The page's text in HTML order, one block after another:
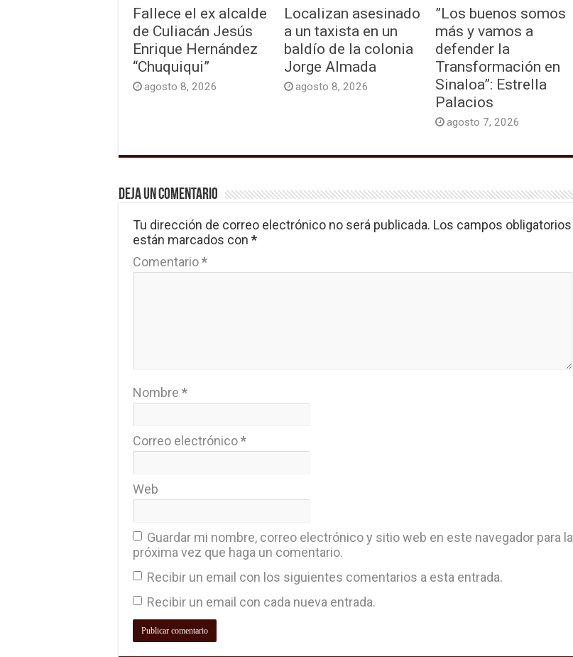
Fallece el ex alcalde
de Culiacán Jesús
Enrique Hernández
“Chuquiqui”
agosto 8, 2026
Localizan asesinado
a un taxista en un
baldío de la colonia
Jorge Almada
agosto 8, 2026
”Los buenos somos
más y vamos a
defender la
Transformación en
Sinaloa”: Estrella
Palacios
agosto 7, 2026
Deja un comentario
Tu dirección de correo electrónico no será publicada. Los campos obligatorios
están marcados con *
Comentario*
Nombre *
Correo electrónico*
Web
Guardar mi nombre, correo electrónico y sitio web en este navegador para la
próxima vez que haga un comentario.
Recibir un email con los siguientes comentarios a esta entrada.
Recibir un email con cada nueva entrada.